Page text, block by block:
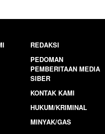
REDAKSI
PEDOMAN
PEMBERITAAN MEDIA
SIBER
KONTAK KAMI
HUKUM/KRIMINAL
MINYAK/GAS